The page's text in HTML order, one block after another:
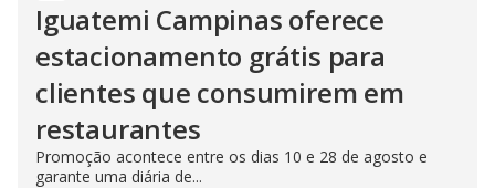
Iguatemi Campinas oferece
estacionamento grátis para
clientes que consumirem em
restaurantes
Promoção acontece entre os dias 10 e 28 de agosto e
garante uma diária de...